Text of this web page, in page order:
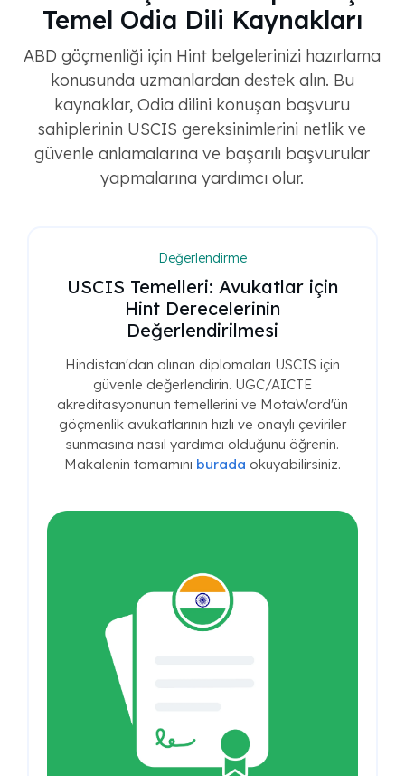
Temel Odia Dili Kaynakları
ABD göçmenliği için Hint belgelerinizi hazırlama
konusunda uzmanlardan destek alın. Bu
kaynaklar, Odia dilini konuşan başvuru
sahiplerinin USCIS gereksinimlerini netlik ve
güvenle anlamalarına ve başarılı başvurular
yapmalarına yardımcı olur.
Değerlendirme
USCIS Temelleri: Avukatlar için
Hint Derecelerinin
Değerlendirilmesi
Hindistan'dan alınan diplomaları USCIS için
güvenle değerlendirin. UGC/AICTE
akreditasyonunun temellerini ve MotaWord'ün
göçmenlik avukatlarının hızlı ve onaylı çeviriler
sunmasına nasıl yardımcı olduğunu öğrenin.
Makalenin tamamını burada okuyabilirsiniz.